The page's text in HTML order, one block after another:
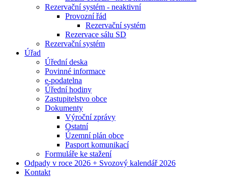
Rezervační systém - neaktivní
Provozní řád
Rezervační systém
Rezervace sálu SD
Rezervační systém
Úřad
Úřední deska
Povinné informace
e-podatelna
Úřední hodiny
Zastupitelstvo obce
Dokumenty
Výroční zprávy
Ostatní
Územní plán obce
Pasport komunikací
Formuláře ke stažení
Odpady v roce 2026 + Svozový kalendář 2026
Kontakt